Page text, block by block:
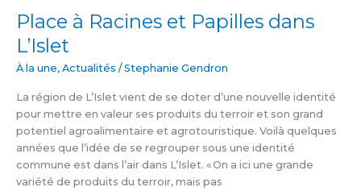
Place à Racines et Papilles dans
L’Islet
À la une, Actualités /Stephanie Gendron
La région de L’Islet vient de se doter d’une nouvelle identité
pour mettre en valeur ses produits du terroir et son grand
potentiel agroalimentaire et agrotouristique. Voilà quelques
années que l’idée de se regrouper sous une identité
commune est dans l’air dans L’Islet. « On a ici une grande
variété de produits du terroir, mais pas